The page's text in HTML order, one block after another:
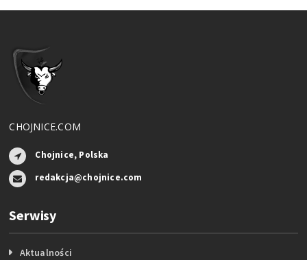
CHOJNICE.COM
Chojnice, Polska
redakcja@chojnice.com
Serwisy
Aktualności